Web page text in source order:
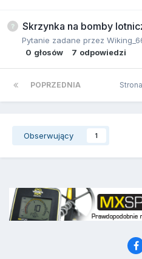
Skrzynka na bomby
Pytanie zadane przez
0 głosów 7 odpowiedzi
POPRZEDNIA
Obserwujący 1